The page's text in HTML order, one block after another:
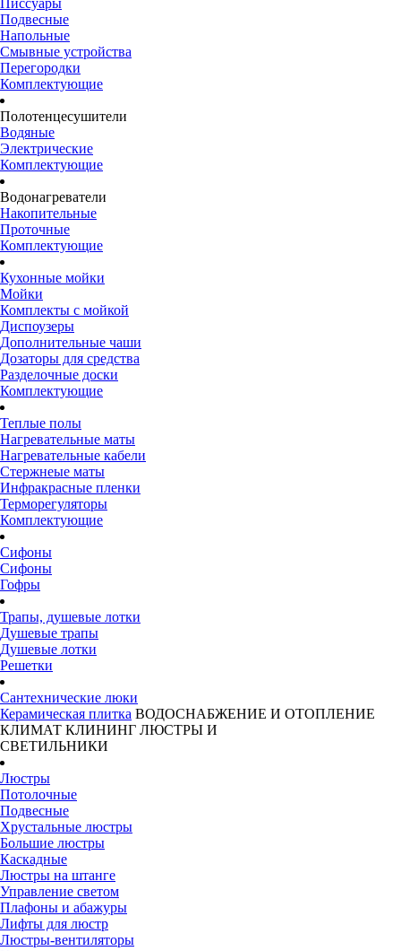
Писсуары
Подвесные
Напольные
Смывные устройства
Перегородки
Комплектующие
Полотенцесушители
Водяные
Электрические
Комплектующие
Водонагреватели
Накопительные
Проточные
Комплектующие
Кухонные мойки
Мойки
Комплекты с мойкой
Диспоузеры
Дополнительные чаши
Дозаторы для средства
Разделочные доски
Комплектующие
Теплые полы
Нагревательные маты
Нагревательные кабели
Стержнеые маты
Инфракрасные пленки
Терморегуляторы
Комплектующие
Сифоны
Сифоны
Гофры
Трапы, душевые лотки
Душевые трапы
Душевые лотки
Решетки
Сантехнические люки
Керамическая плитка ВОДОСНАБЖЕНИЕ И ОТОПЛЕНИЕ
КЛИМАТ КЛИНИНГ ЛЮСТРЫ И
СВЕТИЛЬНИКИ
Люстры
Потолочные
Подвесные
Хрустальные люстры
Большие люстры
Каскадные
Люстры на штанге
Управление светом
Плафоны и абажуры
Лифты для люстр
Люстры-вентиляторы